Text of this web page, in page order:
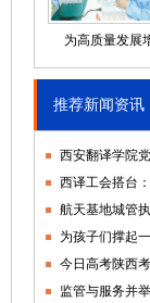
为高质量发展
推荐新闻资讯
西安翻译学院
西译工会搭台
航天基地城管
为孩子们撑起
今日高考陕西
监管与服务并